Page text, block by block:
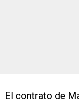
El contrato de